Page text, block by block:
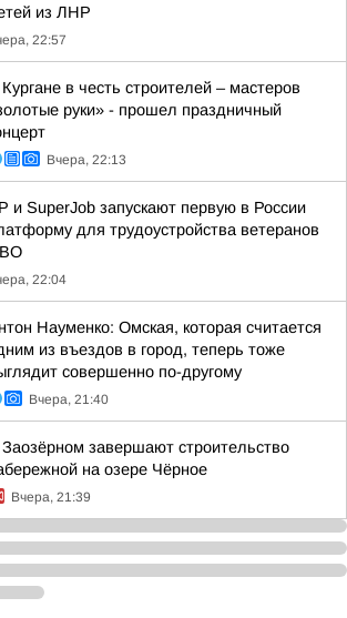
из ЛНР
22:57
в честь строителей – мастеров
руки» - прошел праздничный
Вчера, 22:13
и SuperJob запускают первую в России
для трудоустройства ветеранов
22:04
Науменко: Омская, которая считается
из въездов в город, теперь тоже
совершенно по-другому
Вчера, 21:40
завершают строительство
на озере Чёрное
Вчера, 21:39